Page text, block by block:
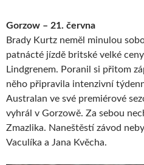
Gorzow – 21. června
Brady Kurtz neměl minulou
patnácté jízdě britské velké
Lindgrenem. Poranil si přitom
něho připravila intenzivní
Australan ve své premiérové
vyhrál v Gorzowě. Za sebou
Zmazlika. Naneštěstí závod
Vaculíka a Jana Kvěcha.